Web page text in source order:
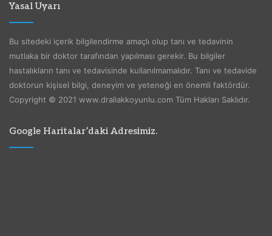
Yasal Uyarı
Bu sitedeki içerik bilgilendirme amaçlı olup tanı ve tedavinin
mutlaka bir doktor tarafından yapılması gerekir. Bu bilgiler
hastalıkların tanı ve tedavisinde kullanılmamalıdır. Tanı ve tedavide
doktorun kişisel bilgi, deneyim ve yeteneği en önemli faktördür.
Copyright © 2021 www.draliakkoyunlu.com Tüm Hakları Saklıdır.
Google Haritalar’daki Adresimiz.